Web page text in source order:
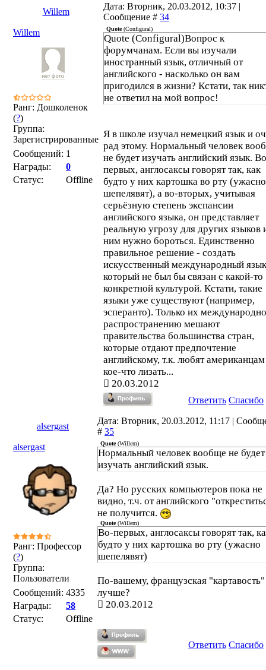
Willem
Дата: Вторник, 20.03.2012, 10:37 |
Сообщение # 34
Willem
Ранг: Дошколенок
(?)
Группа:
Зарегистрированные
Сообщений: 1
Награды:
0
Статус:
Offline
Quote(Configural)
Quote (Configural)Вопрос к
форумчанам. Если вы изучали
иностранный язык, отличный от
английского - насколько он вам
пригодился в жизни? Кстати, так
не ответил на мой вопрос!
Я в школе изучал немецкий язык и
рад этому. Нормальный человек
не будет изучать английский язык.
первых, англосаксы говорят так, как
будто у них картошка во рту (ужасно
шепелявят), а во-вторых, учитывая
серьёзную степень экспансии
английского языка, он представляет
реальную угрозу для других языков
ним нужно бороться. Единственно
правильное решение - создать
искусственный международный
который не был бы связан с какой-то
конкретной культурой. Кстати, такие
языки уже существуют (например,
эсперанто). Только их
распространению мешают
правительства большинства стран,
которые отдают предпочтение
английскому, т.к. любят американцам
кое-что лизать...
20.03.2012
Ответить Спасибо
alsergast
Дата: Вторник, 20.03.2012, 11:17 |
# 35
alsergast
Ранг: Профессор
(?)
Группа:
Пользователи
Сообщений: 4335
Награды:
58
Статус:
Offline
Quote(Willem)
Нормальный человек вообще не будет
изучать английский язык.
Да? Но русских компьютеров пока не
видно, т.ч. от английского
не получится.
Quote(Willem)
Во-первых, англосаксы говорят так,
будто у них картошка во рту (ужасно
шепелявят)
По-вашему, французская "картавость"
лучше?
20.03.2012
Ответить Спасибо